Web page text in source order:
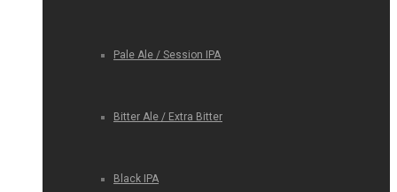
Pale Ale / Session IPA
Bitter Ale / Extra Bitter
Black IPA